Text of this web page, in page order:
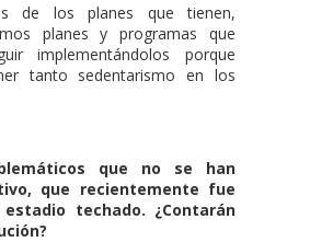
de los planes que tienen,
planes y programas que
implementándolos porque
tanto sedentarismo en los
que no se han
que recientemente fue
techado. ¿Contarán